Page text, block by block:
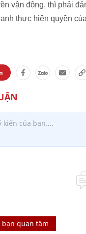
vận động, thì phải
thực hiện quyền
bạn quan tâm